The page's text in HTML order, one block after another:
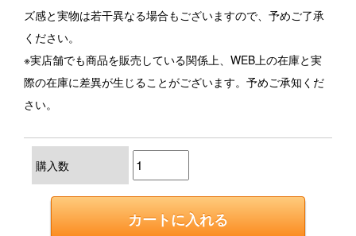
ズ感と実物は若干異なる場合もございますので、予めご了承
ください。
※実店舗でも商品を販売している関係上、WEB上の在庫と実
際の在庫に差異が生じることがございます。予めご承知くだ
さい。
購入数